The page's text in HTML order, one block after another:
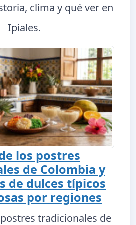
clima y qué ver en
Ipiales.
los postres
de Colombia y
de dulces típicos
por regiones
tradicionales de